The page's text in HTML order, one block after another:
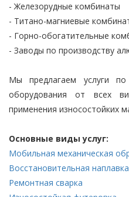
- Железорудные комбинаты
- Титано-магниевые
- Горно-обогатительные
- Заводы по производству
Мы предлагаем услуги
оборудования от всех
применения износостойких
Основные виды услуг:
Мобильная механическая
Восстановительная наплавка
Ремонтная сварка